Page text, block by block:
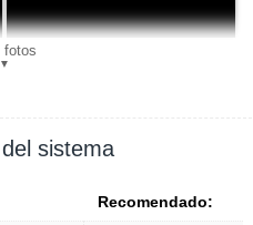
fotos
▼
sistema
Recomendado: